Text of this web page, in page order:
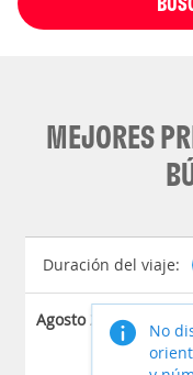
MEJORES
Duración del viaje:
Agosto 2026
No